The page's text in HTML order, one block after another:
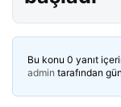
Bu konu 0 yanıt
admin tarafından